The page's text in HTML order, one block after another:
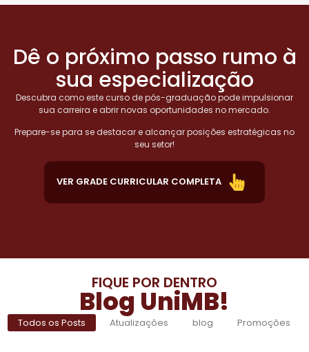
Dê o próximo passo rumo à
sua especialização
Descubra como este curso de pós-graduação pode impulsionar
sua carreira e abrir novas oportunidades no mercado.
Prepare-se para se destacar e alcançar posições estratégicas no
seu setor!
VER GRADE CURRICULAR COMPLETA
FIQUE POR DENTRO
Blog UniMB!
Todos os Posts Atualizações blog Promoções